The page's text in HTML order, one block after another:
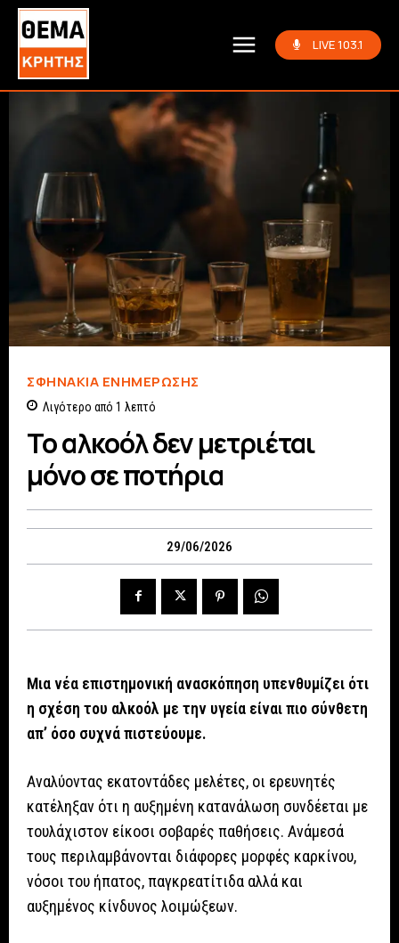
LIVE 103.1
ΣΦΗΝΆΚΙΑ ΕΝΗΜΈΡΩΣΗΣ
Λιγότερο από 1 λεπτό
Το αλκοόλ δεν μετριέται
μόνο σε ποτήρια
29/06/2026
Μια νέα επιστημονική ανασκόπηση υπενθυμίζει ότι
η σχέση του αλκοόλ με την υγεία είναι πιο σύνθετη
απ’ όσο συχνά πιστεύουμε.
Αναλύοντας εκατοντάδες μελέτες, οι ερευνητές
κατέληξαν ότι η αυξημένη κατανάλωση συνδέεται με
τουλάχιστον είκοσι σοβαρές παθήσεις. Ανάμεσά
τους περιλαμβάνονται διάφορες μορφές καρκίνου,
νόσοι του ήπατος, παγκρεατίτιδα αλλά και
αυξημένος κίνδυνος λοιμώξεων.